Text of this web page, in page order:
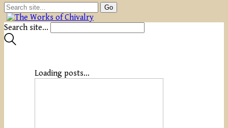
Search site...
Loading posts...